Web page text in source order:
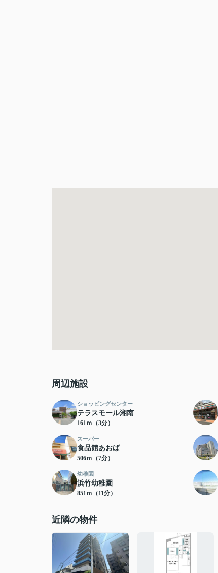
周辺施設
ショッピングセンター
テラスモール湘南
161ｍ（3分）
スーパー
食品館あおば
506ｍ（7分）
幼稚園
浜竹幼稚園
851ｍ（11分）
近隣の物件